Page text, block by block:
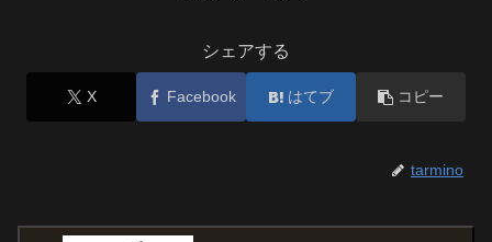
シェアする
X Facebook はてブ コピー
tarmino